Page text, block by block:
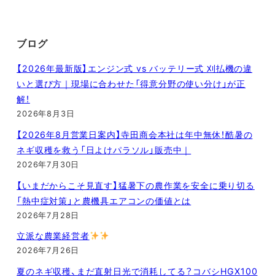
ブログ
【2026年最新版】エンジン式 vs バッテリー式 刈払機の違
いと選び方｜現場に合わせた「得意分野の使い分け」が正
解！
2026年8月3日
【2026年8月営業日案内】寺田商会本社は年中無休！酷暑の
ネギ収穫を救う「日よけパラソル」販売中｜
2026年7月30日
【いまだからこそ見直す】猛暑下の農作業を安全に乗り切る
「熱中症対策」と農機具エアコンの価値とは
2026年7月28日
立派な農業経営者
2026年7月26日
夏のネギ収穫、まだ直射日光で消耗してる？コバシHGX100